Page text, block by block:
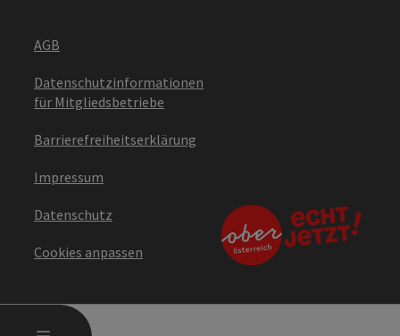
AGB
Datenschutzinformationen
für Mitgliedsbetriebe
Barrierefreiheitserklärung
Impressum
Datenschutz
Cookies anpassen